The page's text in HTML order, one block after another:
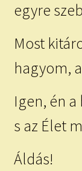
IRATKOZZ FEL
TAROT
egyre
Most
hagyom,
Igen, én
s az Élet
Áldás!